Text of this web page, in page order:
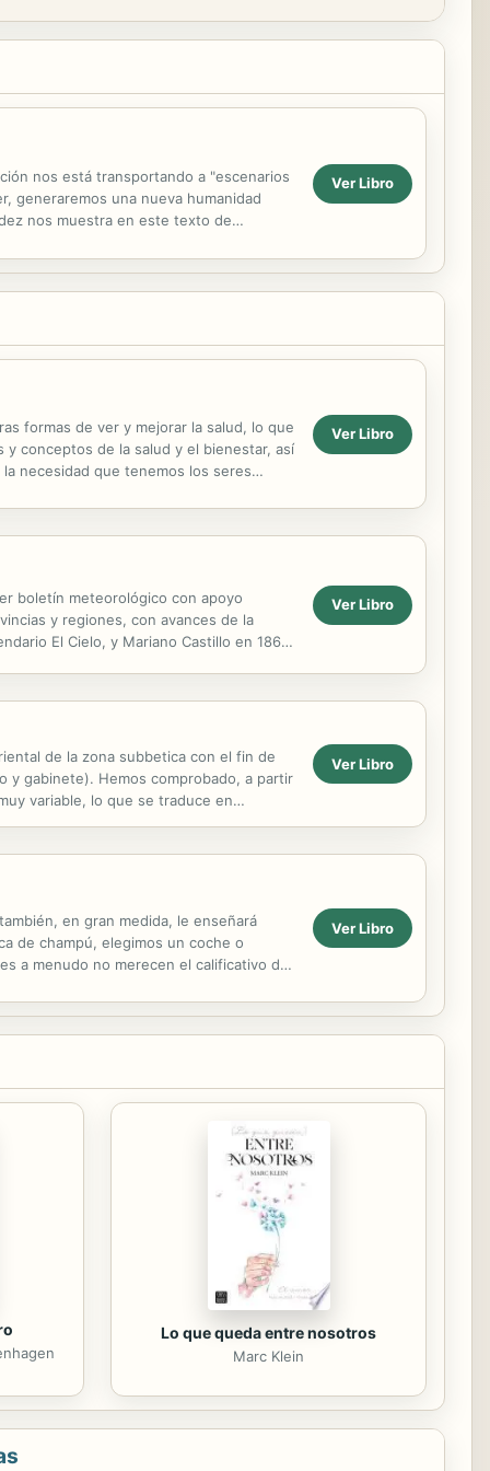
nos está transportando a "escenarios
generaremos una nueva humanidad
nos muestra en este texto de
Ver Libro
formas de ver y mejorar la salud, lo que
conceptos de la salud y el bienestar, así
necesidad que tenemos los seres
Ver Libro
boletín meteorológico con apoyo
y regiones, con avances de la
El Cielo, y Mariano Castillo en 1863
Ver Libro
de la zona subbetica con el fin de
y gabinete). Hemos comprobado, a partir
variable, lo que se traduce en
Ver Libro
en gran medida, le enseñará
de champú, elegimos un coche o
a menudo no merecen el calificativo de
Ver Libro
Lo que queda entre nosotros
Marc Klein